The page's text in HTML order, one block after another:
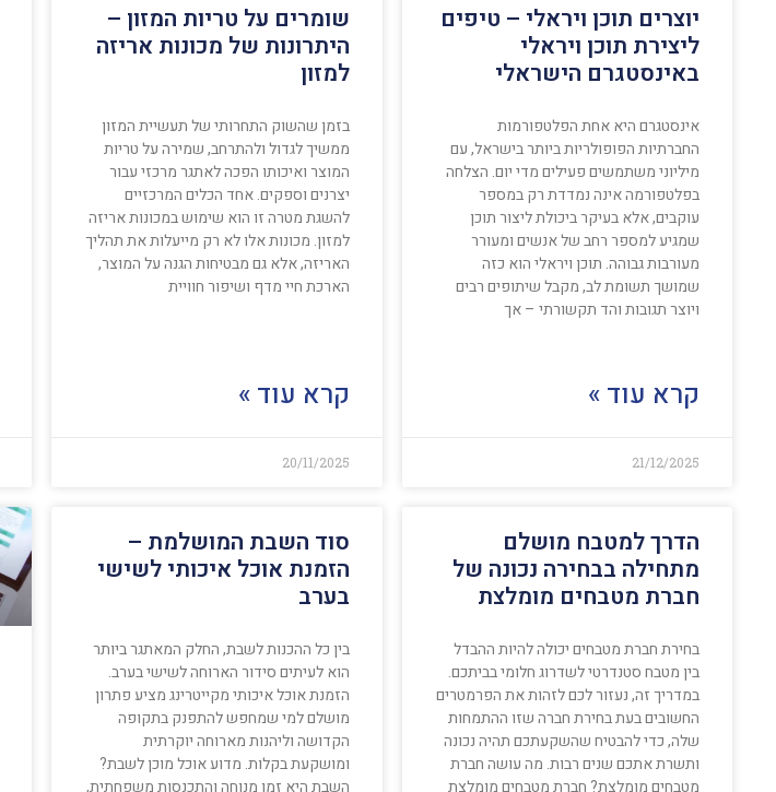
יוצרים תוכן ויראלי – טיפים
ליצירת תוכן ויראלי
באינסטגרם הישראלי
אינסטגרם היא אחת הפלטפורמות
החברתיות הפופולריות ביותר בישראל, עם
מיליוני משתמשים פעילים מדי יום. הצלחה
בפלטפורמה אינה נמדדת רק במספר
עוקבים, אלא בעיקר ביכולת ליצור תוכן
שמגיע למספר רחב של אנשים ומעורר
מעורבות גבוהה. תוכן ויראלי הוא כזה
שמושך תשומת לב, מקבל שיתופים רבים
ויוצר תגובות והד תקשורתי – אך
קרא עוד »
21/12/2025
שומרים על טריות המזון –
היתרונות של מכונות אריזה
למזון
בזמן שהשוק התחרותי של תעשיית המזון
ממשיך לגדול ולהתרחב, שמירה על טריות
המוצר ואיכותו הפכה לאתגר מרכזי עבור
יצרנים וספקים. אחד הכלים המרכזיים
להשגת מטרה זו הוא שימוש במכונות אריזה
למזון. מכונות אלו לא רק מייעלות את תהליך
האריזה, אלא גם מבטיחות הגנה על המוצר,
הארכת חיי מדף ושיפור חוויית
קרא עוד »
20/11/2025
הדרך למטבח מושלם
מתחילה בבחירה נכונה של
חברת מטבחים מומלצת
בחירת חברת מטבחים יכולה להיות ההבדל
בין מטבח סטנדרטי לשדרוג חלומי בביתכם.
במדריך זה, נעזור לכם לזהות את הפרמטרים
החשובים בעת בחירת חברה שזו ההתמחות
שלה, כדי להבטיח שהשקעתכם תהיה נכונה
ותשרת אתכם שנים רבות. מה עושה חברת
מטבחים מומלצת? חברת מטבחים מומלצת
סוד השבת המושלמת –
הזמנת אוכל איכותי לשישי
בערב
בין כל ההכנות לשבת, החלק המאתגר ביותר
הוא לעיתים סידור הארוחה לשישי בערב.
הזמנת אוכל איכותי מקייטרינג מציע פתרון
מושלם למי שמחפש להתפנק בתקופה
הקדושה וליהנות מארוחה יוקרתית
ומושקעת בקלות. מדוע אוכל מוכן לשבת?
השבת היא זמן מנוחה והתכנסות משפחתית,